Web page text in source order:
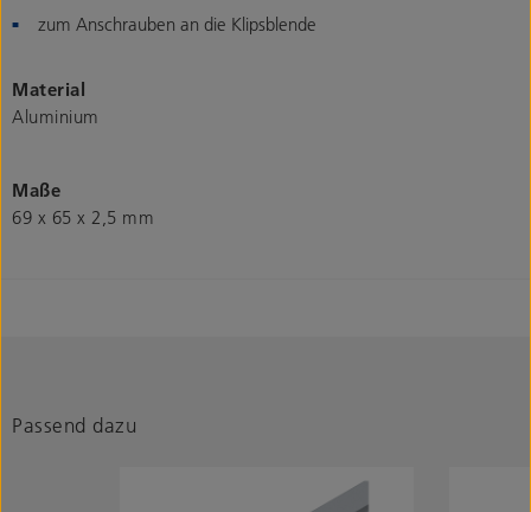
zum Anschrauben an die Klipsblende
Material
Aluminium
Maße
69 x 65 x 2,5 mm
Passend dazu